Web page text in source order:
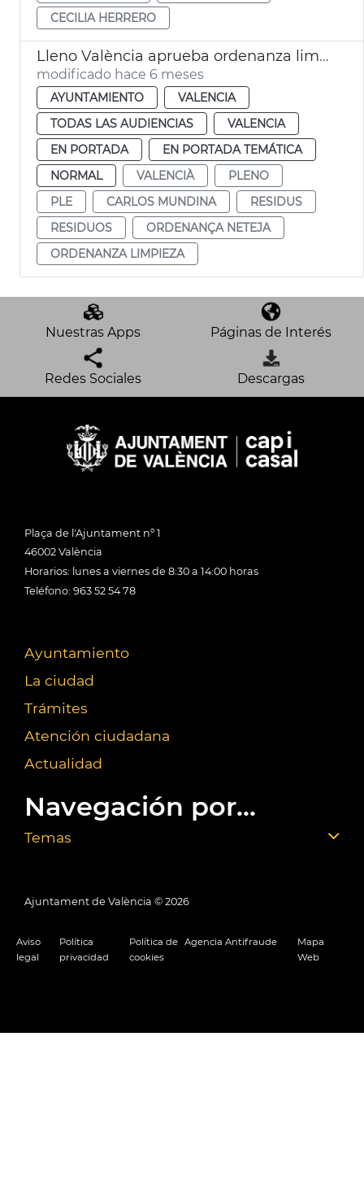
CECILIA HERRERO
Lleno València aprueba ordenanza limpia recogida residuos
modificado hace 6 meses
AYUNTAMIENTO
VALENCIA
TODAS LAS AUDIENCIAS
VALENCIA
EN PORTADA
EN PORTADA TEMÁTICA
NORMAL
VALENCIÀ
PLENO
PLE
CARLOS MUNDINA
RESIDUS
RESIDUOS
ORDENANÇA NETEJA
ORDENANZA LIMPIEZA
Nuestras Apps Páginas de Interés
Redes Sociales Descargas
Plaça de l'Ajuntament nº 1
46002 València
Horarios: lunes a viernes de 8:30 a 14:00 horas
Teléfono: 963 52 54 78
Ayuntamiento
La ciudad
Trámites
Atención ciudadana
Actualidad
Navegación por...
Temas
Ajuntament de València © 2026
Aviso
legal
Política
privacidad
Política de
cookies
Agencia Antifraude
Mapa
Web